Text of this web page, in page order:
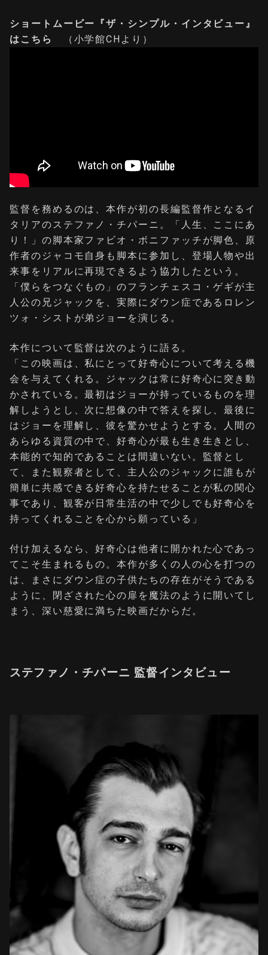
ショートムービー『ザ・シンプル・インタビュー』
はこちら
（小学館CHより）
監督を務めるのは、本作が初の長編監督作となるイ
タリアのステファノ・チパーニ。「人生、ここにあ
り！」の脚本家ファビオ・ボニファッチが脚色、原
作者のジャコモ自身も脚本に参加し、登場人物や出
来事をリアルに再現できるよう協力したという。
「僕らをつなぐもの」のフランチェスコ・ゲギが主
人公の兄ジャックを、実際にダウン症であるロレン
ツォ・シストが弟ジョーを演じる。
本作について監督は次のように語る。
「この映画は、私にとって好奇心について考える機
会を与えてくれる。ジャックは常に好奇心に突き動
かされている。最初はジョーが持っているものを理
解しようとし、次に想像の中で答えを探し、最後に
はジョーを理解し、彼を驚かせようとする。人間の
あらゆる資質の中で、好奇心が最も生き生きとし、
本能的で知的であることは間違いない。監督とし
て、また観察者として、主人公のジャックに誰もが
簡単に共感できる好奇心を持たせることが私の関心
事であり、観客が日常生活の中で少しでも好奇心を
持ってくれることを心から願っている」
付け加えるなら、好奇心は他者に開かれた心であっ
てこそ生まれるもの。本作が多くの人の心を打つの
は、まさにダウン症の子供たちの存在がそうである
ように、閉ざされた心の扉を魔法のように開いてし
まう、深い慈愛に満ちた映画だからだ。
ステファノ・チパーニ 監督インタビュー